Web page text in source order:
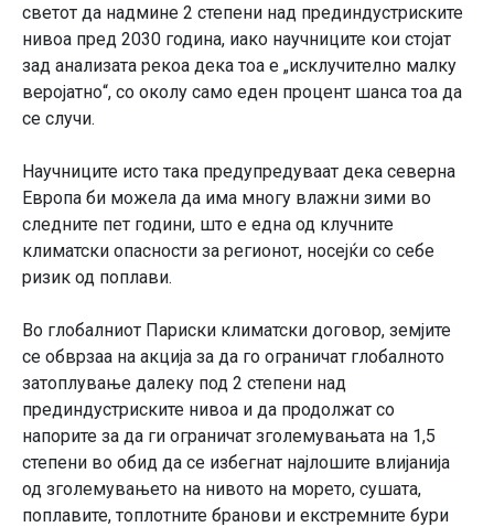
светот да надмине 2 степени над прединдустриските
нивоа пред 2030 година, иако научниците кои стојат
зад анализата рекоа дека тоа е „исклучително малку
веројатно“, со околу само еден процент шанса тоа да
се случи.
Научниците исто така предупредуваат дека северна
Европа би можела да има многу влажни зими во
следните пет години, што е една од клучните
климатски опасности за регионот, носејќи со себе
ризик од поплави.
Во глобалниот Париски климатски договор, земјите
се обврзаа на акција за да го ограничат глобалното
затоплување далеку под 2 степени над
прединдустриските нивоа и да продолжат со
напорите за да ги ограничат зголемувањата на 1,5
степени во обид да се избегнат најлошите влијанија
од зголемувањето на нивото на морето, сушата,
поплавите, топлотните бранови и екстремните бури